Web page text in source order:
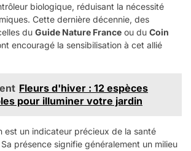
biologique, réduisant la nécessité
Cette dernière décennie, des
du Guide Nature France ou du Coin
encouragé la sensibilisation à cet allié
Fleurs d'hiver : 12 espèces
pour illuminer votre jardin
est un indicateur précieux de la santé
présence signifie généralement un milieu